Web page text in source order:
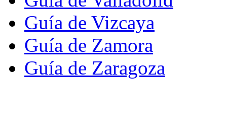
Guía de Vizcaya
Guía de Zamora
Guía de Zaragoza